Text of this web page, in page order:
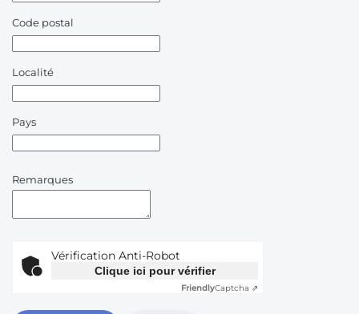
Code postal
Localité
Pays
Remarques
Vérification Anti-Robot
Clique ici pour vérifier
FriendlyCaptcha ⇗